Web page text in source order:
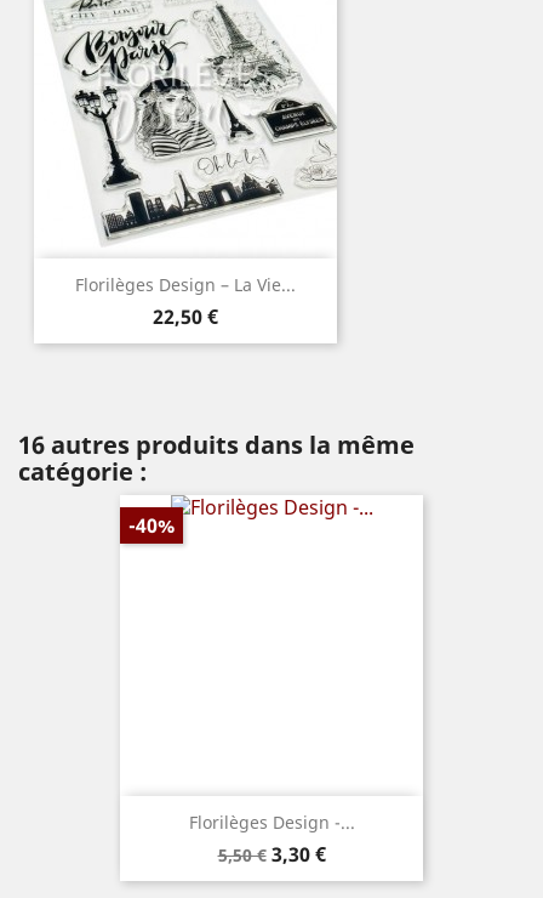
Florilèges Design – La Vie...
Prix
22,50 €
16 autres produits dans la même
catégorie :
Florilèges Design -...
Prix
de
5,50 € Prix
3,30 €
-40%